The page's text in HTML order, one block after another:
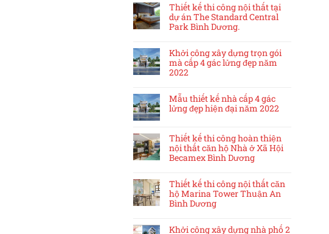
Thiết kế thi công nội thất tại
dự án The Standard Central
Park Bình Dương.
Khởi công xây dựng trọn gói
mà cấp 4 gác lửng đẹp năm
2022
Mẫu thiết kế nhà cấp 4 gác
lửng đẹp hiện đại năm 2022
Thiết kế thi công hoàn thiện
nội thất căn hộ Nhà ở Xã Hội
Becamex Bình Dương
Thiết kế thi công nội thất căn
hộ Marina Tower Thuận An
Bình Dương
Khởi công xây dựng nhà phố 2